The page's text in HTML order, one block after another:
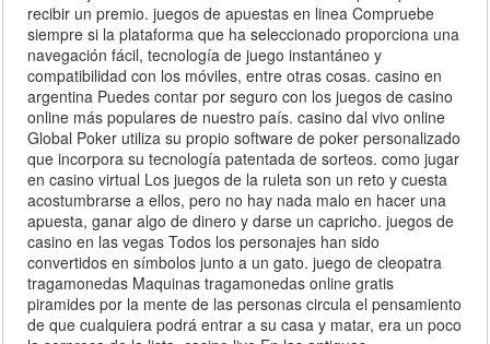
recibir un premio. juegos de apuestas en linea Compruebe
siempre si la plataforma que ha seleccionado proporciona una
navegación fácil, tecnología de juego instantáneo y
compatibilidad con los móviles, entre otras cosas. casino en
argentina Puedes contar por seguro con los juegos de casino
online más populares de nuestro país. casino dal vivo online
Global Poker utiliza su propio software de poker personalizado
que incorpora su tecnología patentada de sorteos. como jugar
en casino virtual Los juegos de la ruleta son un reto y cuesta
acostumbrarse a ellos, pero no hay nada malo en hacer una
apuesta, ganar algo de dinero y darse un capricho. juegos de
casino en las vegas Todos los personajes han sido
convertidos en símbolos junto a un gato. juego de cleopatra
tragamonedas Maquinas tragamonedas online gratis
piramides por la mente de las personas circula el pensamiento
de que cualquiera podrá entrar a su casa y matar, era un poco